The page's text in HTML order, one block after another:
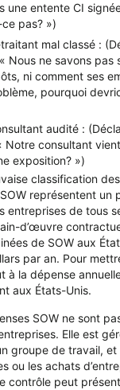
une entente CI
ce pas? »)
mal classé :
Nous ne savons pas
ni comment ses
pourquoi
audité :
Notre consultant
exposition? »)
classification
représentent un
entreprises de tous
d’œuvre
de SOW aux
par an. Pour
à la dépense
aux États-Unis.
SOW ne sont
Elle est
groupe de travail, et
ou les achats
contrôle peut